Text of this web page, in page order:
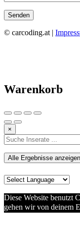
© carcoding.at |
Warenkorb
×
Alle Ergebnisse anzeigen
Diese Website benutzt
gehen wir von deinem